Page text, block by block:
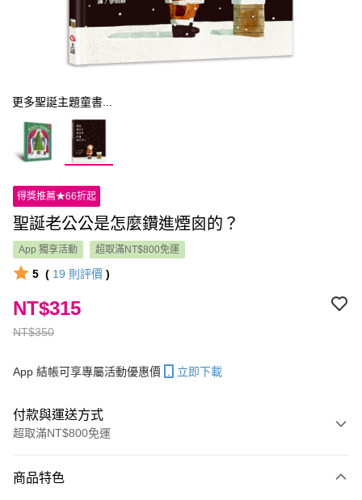
更多聖誕主題童書...
得獎推薦★66折起
聖誕老公公是怎麼鑽進煙囪的？
App 獨享活動 超取滿NT$800免運
5 ( 19 則評價 )
NT$350
NT$315
App 結帳可享專屬活動優惠價 立即下載
付款與運送方式
超取滿NT$800免運
信用卡一次付款
商品特色